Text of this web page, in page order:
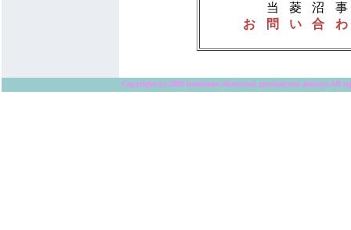
当菱沼
お問い合
Copyright (c) 2000 hisinuma sihousyosi gyouseisyosi jimusyo All